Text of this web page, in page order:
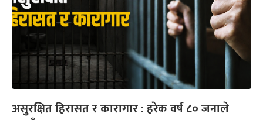
असुरक्षित हिरासत र कारागार : हरेक वर्ष ८० जनाले